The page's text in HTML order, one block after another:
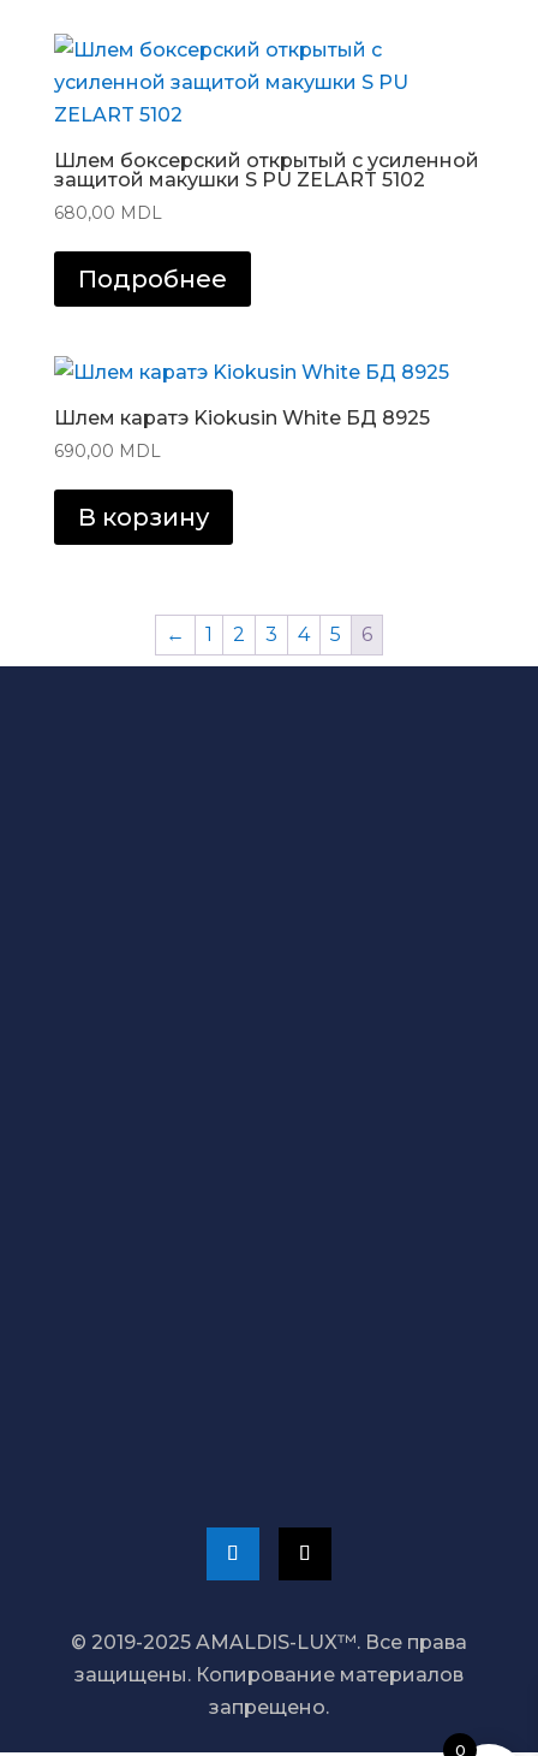
Шлем боксерский открытый с усиленной
защитой макушки S PU ZELART 5102
680,00 MDL
Подробнее
Шлем каратэ Kiokusin White БД 8925
690,00 MDL
В корзину
← 1 2 3 4 5 6
© 2019-2025 AMALDIS-LUX™. Все права
защищены. Копирование материалов
запрещено.
0